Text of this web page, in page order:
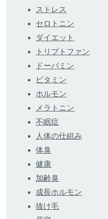
ストレス
セロトニン
ダイエット
トリプトファン
ドーパミン
ビタミン
ホルモン
メラトニン
不眠症
人体の仕組み
体臭
健康
加齢臭
成長ホルモン
抜け毛